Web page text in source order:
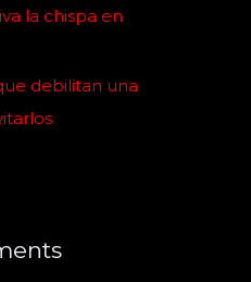
la chispa en
debilitan una